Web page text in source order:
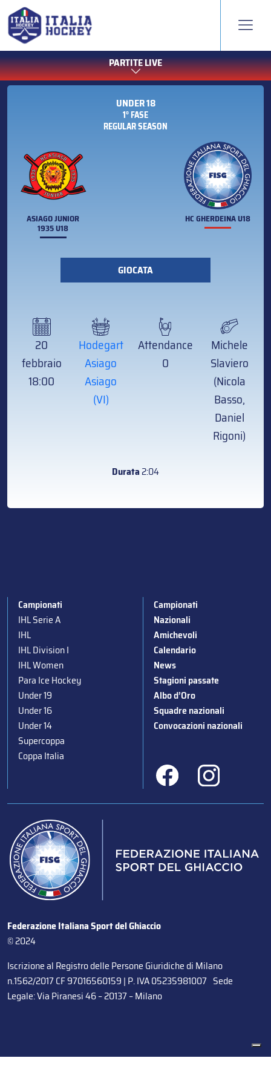
PARTITE LIVE
UNDER 18
1° FASE
REGULAR SEASON
ASIAGO JUNIOR
1935 U18
HC GHERDEINA U18
GIOCATA
20
febbraio
18:00
Hodegart
Asiago
Asiago
(VI)
Attendance
0
Michele
Slaviero
(Nicola
Basso,
Daniel
Rigoni)
Durata2:04
Campionati
IHL Serie A
IHL
IHL Division I
IHL Women
Para Ice Hockey
Under 19
Under 16
Under 14
Supercoppa
Coppa Italia
Campionati
Nazionali
Amichevoli
Calendario
News
Stagioni passate
Albo d’Oro
Squadre nazionali
Convocazioni nazionali
Federazione Italiana Sport del Ghiaccio
© 2024
Iscrizione al Registro delle Persone Giuridiche di Milano
n.1562/2017 CF 97016560159 | P. IVA 05235981007 Sede
Legale: Via Piranesi 46 – 20137 – Milano